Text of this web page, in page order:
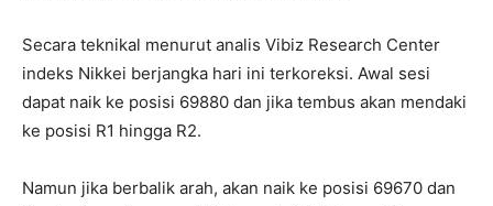
Secara teknikal menurut analis Vibiz Research Center
indeks Nikkei berjangka hari ini terkoreksi. Awal sesi
dapat naik ke posisi 69880 dan jika tembus akan mendaki
ke posisi R1 hingga R2.
Namun jika berbalik arah, akan naik ke posisi 69670 dan